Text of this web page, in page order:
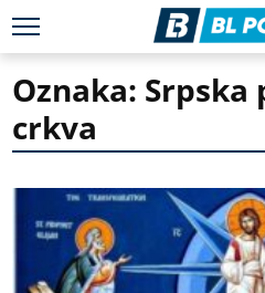
Oznaka: Srpska
crkva